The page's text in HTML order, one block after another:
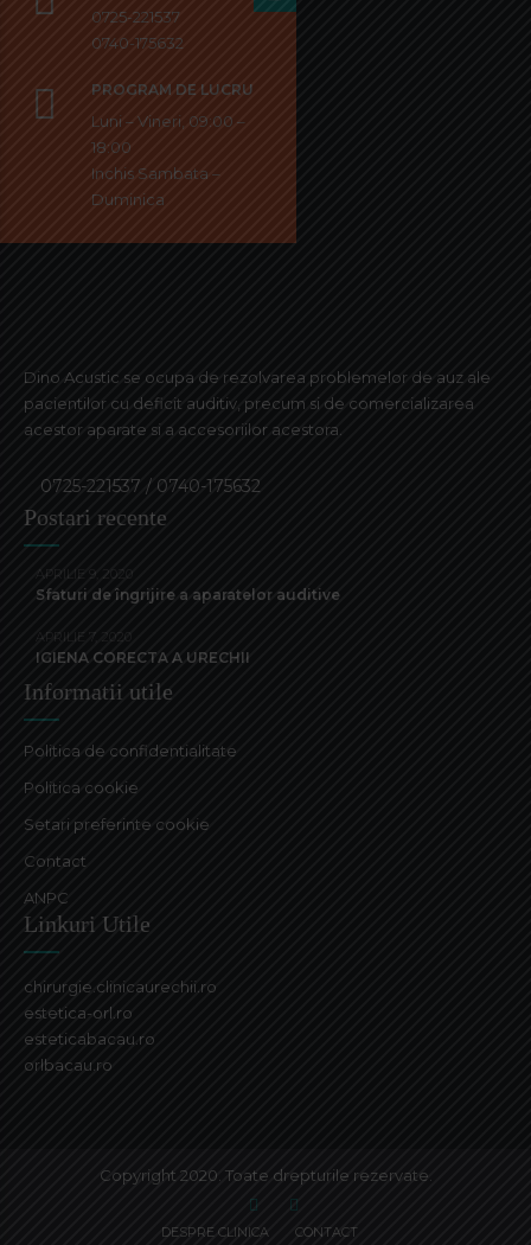
0725-221537
0740-175632
PROGRAM DE LUCRU
Luni – Vineri, 09:00 –
18:00
Inchis Sambata –
Duminica
Dino Acustic se ocupa de rezolvarea problemelor de auz ale
pacientilor cu deficit auditiv, precum si de comercializarea
acestor aparate si a accesoriilor acestora.
0725-221537 / 0740-175632
Postari recente
APRILIE 9, 2020
Sfaturi de îngrijire a aparatelor auditive
APRILIE 7, 2020
IGIENA CORECTA A URECHII
Informatii utile
Politica de confidentialitate
Politica cookie
Setari preferinte cookie
Contact
ANPC
Linkuri Utile
chirurgie.clinicaurechii.ro
estetica-orl.ro
esteticabacau.ro
orlbacau.ro
Copyright 2020. Toate drepturile rezervate.
DESPRE CLINICA CONTACT